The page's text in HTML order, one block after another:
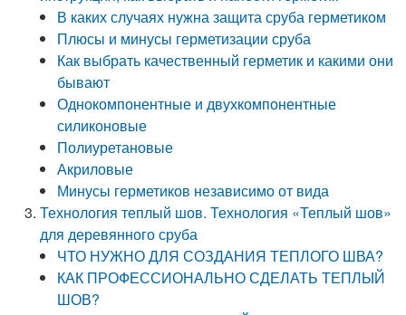
В каких случаях нужна защита сруба герметиком
Плюсы и минусы герметизации сруба
Как выбрать качественный герметик и какими они
бывают
Однокомпонентные и двухкомпонентные
силиконовые
Полиуретановые
Акриловые
Минусы герметиков независимо от вида
Технология теплый шов. Технология «Теплый шов»
для деревянного сруба
ЧТО НУЖНО ДЛЯ СОЗДАНИЯ ТЕПЛОГО ШВА?
КАК ПРОФЕССИОНАЛЬНО СДЕЛАТЬ ТЕПЛЫЙ
ШОВ?